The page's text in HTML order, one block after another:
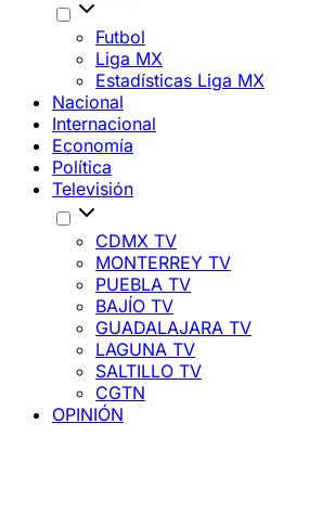
Futbol
Liga MX
Estadísticas Liga MX
Nacional
Internacional
Economía
Política
Televisión
CDMX TV
MONTERREY TV
PUEBLA TV
BAJÍO TV
GUADALAJARA TV
LAGUNA TV
SALTILLO TV
CGTN
OPINIÓN